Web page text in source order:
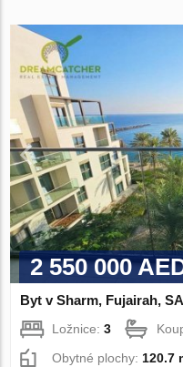
2 550 000
Byt v Sharm, Fujairah,
Ložnice:3
Obytné plochy: 120.7